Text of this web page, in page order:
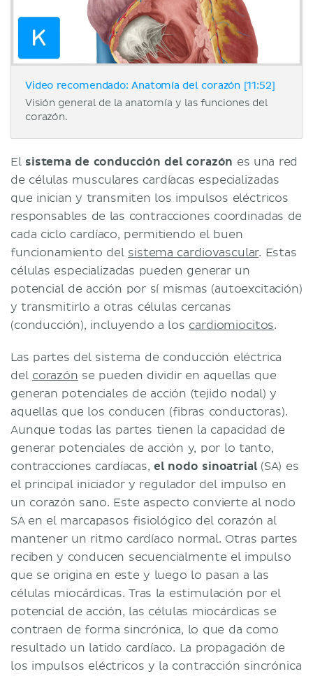
Video recomendado: Anatomía del corazón [11:52]
Visión general de la anatomía y las funciones del
corazón.
​​El sistema de conducción del corazón es una red
de células musculares cardíacas especializadas
que inician y transmiten los impulsos eléctricos
responsables de las contracciones coordinadas de
cada ciclo cardíaco, permitiendo el buen
funcionamiento del sistema cardiovascular. Estas
células especializadas pueden generar un
potencial de acción por sí mismas (autoexcitación)
y transmitirlo a otras células cercanas
(conducción), incluyendo a los cardiomiocitos.
Las partes del sistema de conducción eléctrica
del corazón se pueden dividir en aquellas que
generan potenciales de acción (tejido nodal) y
aquellas que los conducen (fibras conductoras).
Aunque todas las partes tienen la capacidad de
generar potenciales de acción y, por lo tanto,
contracciones cardíacas,el nodo sinoatrial(SA) es
el principal iniciador y regulador del impulso en
un corazón sano. Este aspecto convierte al nodo
SA en el marcapasos fisiológico del corazón al
mantener un ritmo cardíaco normal. Otras partes
reciben y conducen secuencialmente el impulso
que se origina en este y luego lo pasan a las
células miocárdicas. Tras la estimulación por el
potencial de acción, las células miocárdicas se
contraen de forma sincrónica, lo que da como
resultado un latido cardíaco. La propagación de
los impulsos eléctricos y la contracción sincrónica